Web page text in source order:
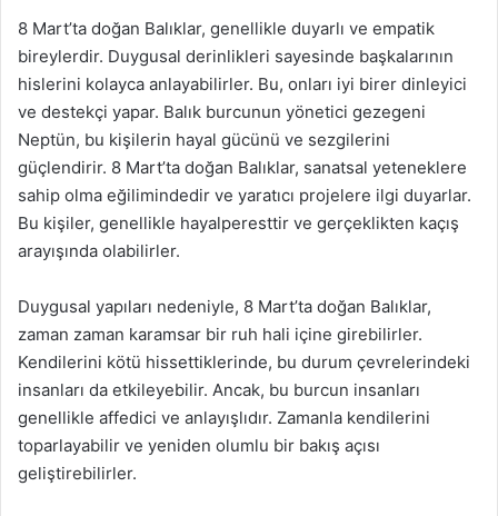
8 Mart’ta doğan Balıklar, genellikle duyarlı ve empatik
bireylerdir. Duygusal derinlikleri sayesinde başkalarının
hislerini kolayca anlayabilirler. Bu, onları iyi birer dinleyici
ve destekçi yapar. Balık burcunun yönetici gezegeni
Neptün, bu kişilerin hayal gücünü ve sezgilerini
güçlendirir. 8 Mart’ta doğan Balıklar, sanatsal yeteneklere
sahip olma eğilimindedir ve yaratıcı projelere ilgi duyarlar.
Bu kişiler, genellikle hayalperesttir ve gerçeklikten kaçış
arayışında olabilirler.
Duygusal yapıları nedeniyle, 8 Mart’ta doğan Balıklar,
zaman zaman karamsar bir ruh hali içine girebilirler.
Kendilerini kötü hissettiklerinde, bu durum çevrelerindeki
insanları da etkileyebilir. Ancak, bu burcun insanları
genellikle affedici ve anlayışlıdır. Zamanla kendilerini
toparlayabilir ve yeniden olumlu bir bakış açısı
geliştirebilirler.